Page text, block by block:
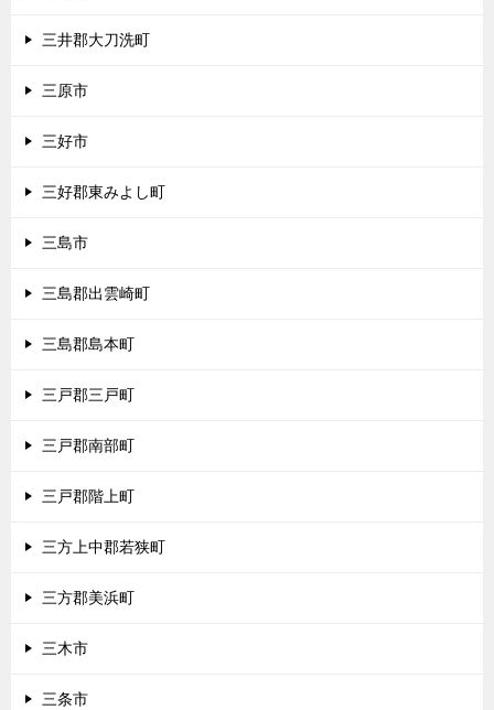
三井郡大刀洗町
三原市
三好市
三好郡東みよし町
三島市
三島郡出雲崎町
三島郡島本町
三戸郡三戸町
三戸郡南部町
三戸郡階上町
三方上中郡若狭町
三方郡美浜町
三木市
三条市